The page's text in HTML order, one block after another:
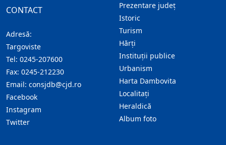
CONTACT
Adresă:
Targoviste
Tel: 0245-207600
Fax: 0245-212230
Email: consjdb@cjd.ro
Facebook
Instagram
Twitter
Prezentare judeţ
Istoric
Turism
Hărţi
Instituţii publice
Urbanism
Harta Dambovita
Localitaţi
Heraldică
Album foto